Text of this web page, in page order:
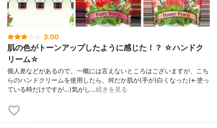
3.00
肌の色がトーンアップしたように感じた！？ ☆ハンドク
リーム☆
個人差などがあるので、一概には言えないところはございますが、こち
らのハンドクリームを使用したら、何だか肌が(手が)白くなった(←塗っ
ている時だけですが…)気がし…続きを見る